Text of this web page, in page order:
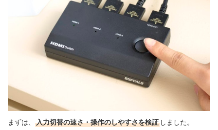
まずは、 入力切替の速さ・操作のしやすさを検証 しました。